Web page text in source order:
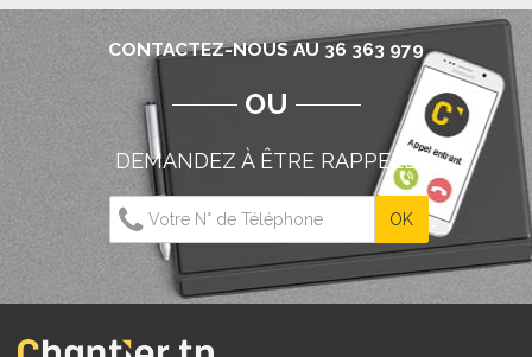
CONTACTEZ-NOUS AU 36 363 979
OU
DEMANDEZ À ÊTRE RAPPELÉ